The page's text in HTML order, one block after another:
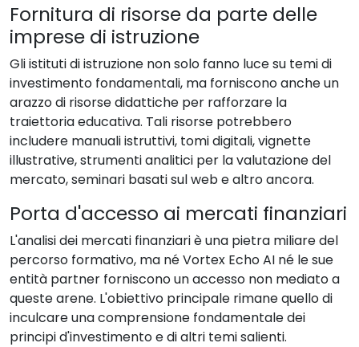
Fornitura di risorse da parte delle
imprese di istruzione
Gli istituti di istruzione non solo fanno luce su temi di
investimento fondamentali, ma forniscono anche un
arazzo di risorse didattiche per rafforzare la
traiettoria educativa. Tali risorse potrebbero
includere manuali istruttivi, tomi digitali, vignette
illustrative, strumenti analitici per la valutazione del
mercato, seminari basati sul web e altro ancora.
Porta d'accesso ai mercati finanziari
L'analisi dei mercati finanziari è una pietra miliare del
percorso formativo, ma né Vortex Echo AI né le sue
entità partner forniscono un accesso non mediato a
queste arene. L'obiettivo principale rimane quello di
inculcare una comprensione fondamentale dei
principi d'investimento e di altri temi salienti.